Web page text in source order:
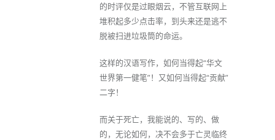
的时评仅是过眼烟云，不管互联网上
堆积起多少点击率，到头来还是逃不
脱被扫进垃圾筒的命运。
这样的汉语写作，如何当得起“华文
世界第一健笔”！又如何当得起“贡献”
二字！
而关于死亡，我能说的、写的、做
的，无论如何，决不会多于亡灵临终